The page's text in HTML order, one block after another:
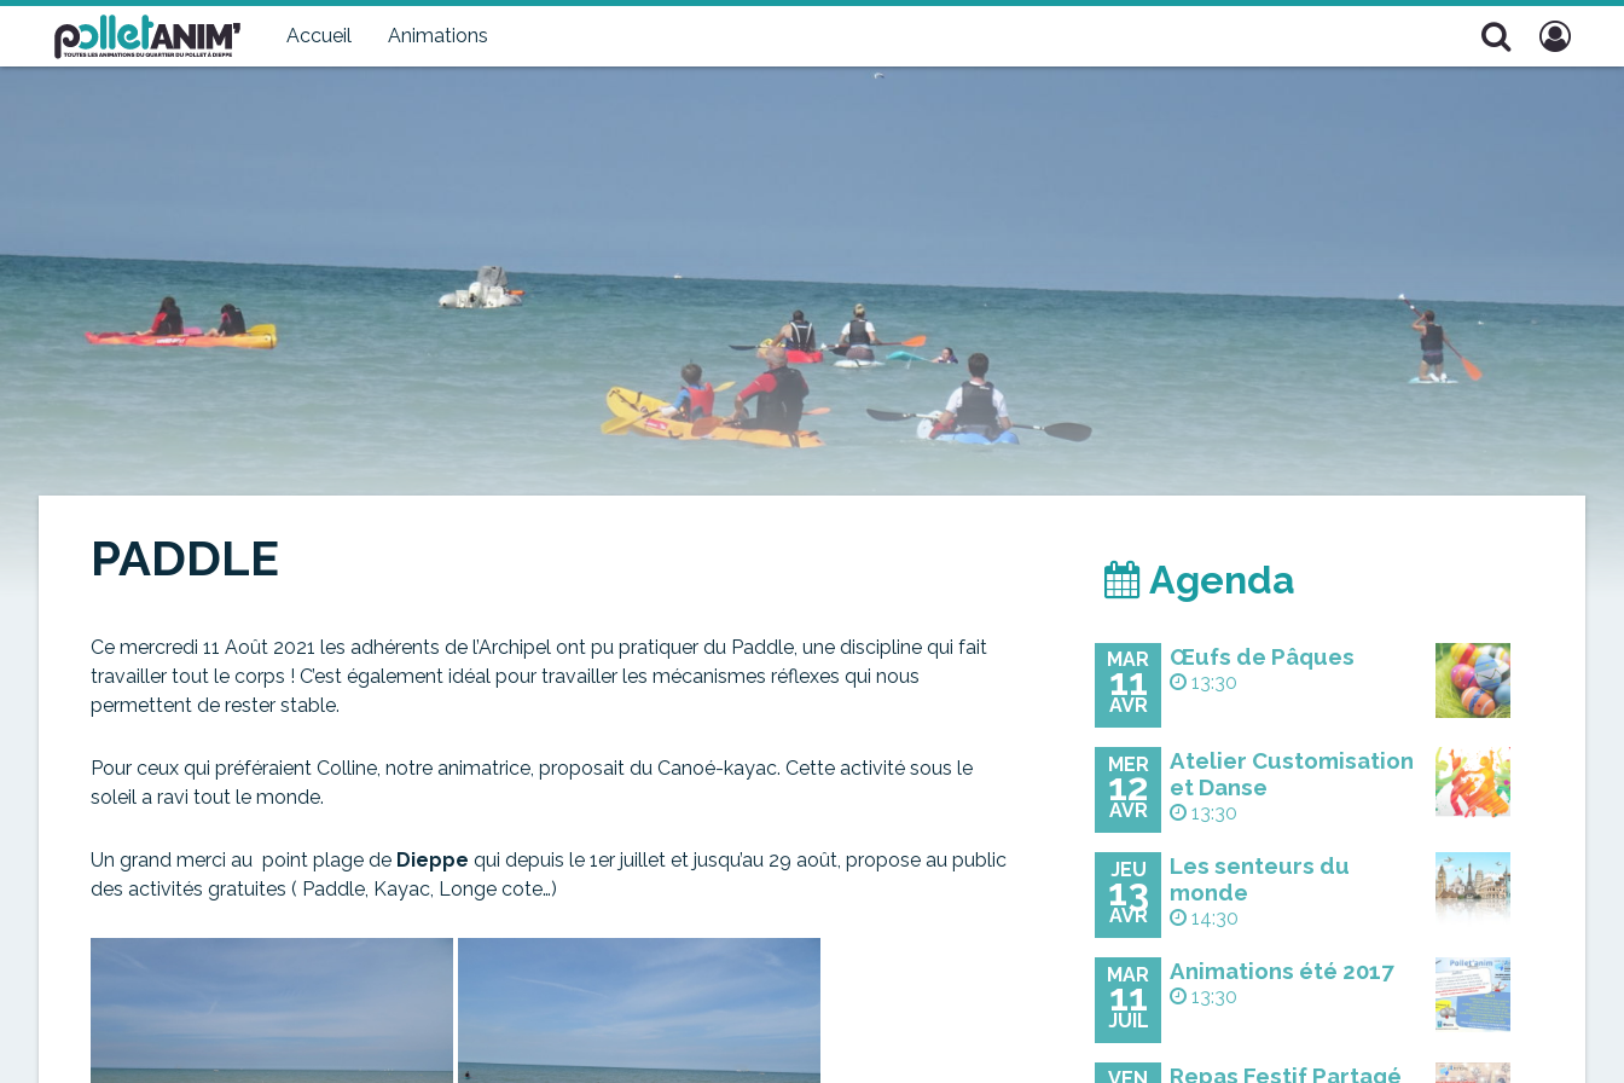
Accueil Animations
Pollet Anim'
Toutes les animations du quartier du Pollet à Dieppe
PADDLE
Ce mercredi 11 Août 2021 les adhérents de l’Archipel ont pu pratiquer du Paddle, une discipline qui fait
travailler tout le corps ! C’est également idéal pour travailler les mécanismes réflexes qui nous
permettent de rester stable.
Pour ceux qui préféraient Colline, notre animatrice, proposait du Canoé-kayac. Cette activité sous le
soleil a ravi tout le monde.
Un grand merci au point plage de Dieppe qui depuis le 1er juillet et jusqu’au 29 août, propose au public
des activités gratuites ( Paddle, Kayac, Longe cote…)
Agenda
MAR
11
AVR
Œufs de Pâques
13:30
MER
12
AVR
Atelier Customisation
et Danse
13:30
JEU
13
AVR
Les senteurs du
monde
14:30
MAR
11
JUIL
Animations été 2017
13:30
Repas Festif Partagé